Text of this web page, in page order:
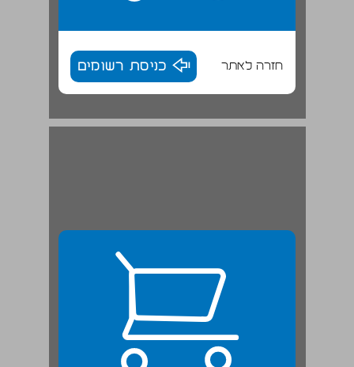
חזרה לאתר כניסת רשומים